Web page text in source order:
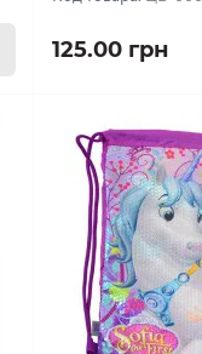
125.00 грн